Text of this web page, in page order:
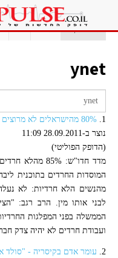
אתם כאן: ראשי תג
ynet
1. 80% מהישראלים לא מרוצים מפעילות הממשלה בתחומי דת ומדינה
נוצר ב-28.09.2011 11:09
(הדופק הפוליטי)
מדד חדו"ש: 85%
מהנשים הלא חרדיות: לא
לבני אותו מין. הרב רגב:
הממשלה בפני המפלגות
ועבודת חרדים לא יהיה צדק
2. עומר אדם בקיסריה - "סולד